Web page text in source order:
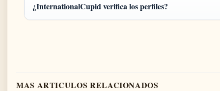
¿InternationalCupid verifica los perfiles?
MAS ARTICULOS RELACIONADOS